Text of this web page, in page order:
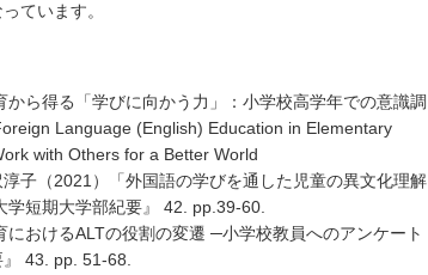
ています。
ら得る「学びに向かう力」：小学校高学年での意識調
Language (English) Education in Elementary
with Others for a Better World
子（2021）「外国語の学びを通した児童の異文化理解
短期大学部紀要』 42. pp.39-60.
おけるALTの役割の変遷 ─小学校教員へのアンケート
43. pp. 51-68.